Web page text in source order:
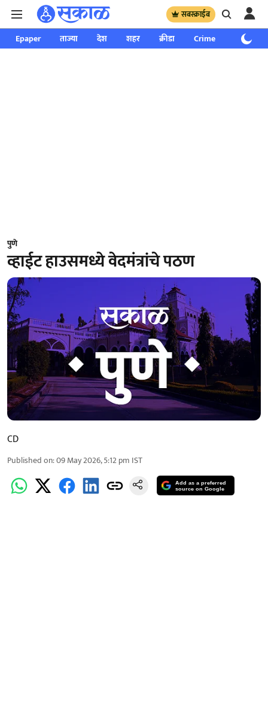
सबस्क्राईब
Epaper ताज्या देश शहर क्रीडा Crime साप्ताहिक
पुणे
व्हाईट हाउसमध्ये वेदमंत्रांचे पठण
CD
Published on:09 May 2026, 5:12 pm IST
Add as a preferred
source on Google